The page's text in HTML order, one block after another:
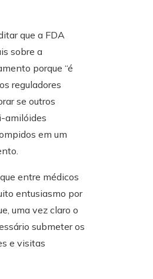
que a FDA
sobre a
porque “é
reguladores
se outros
amilóides
em um
entre médicos
entusiasmo por
uma vez claro o
submeter os
e visitas